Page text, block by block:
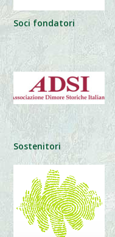
Soci fondatori
Sostenitori